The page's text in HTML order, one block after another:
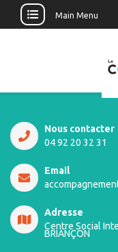
Main Menu
Nous contacter
04 92 20 32 31
Email
Adresse
Centre Social
BRIANÇON